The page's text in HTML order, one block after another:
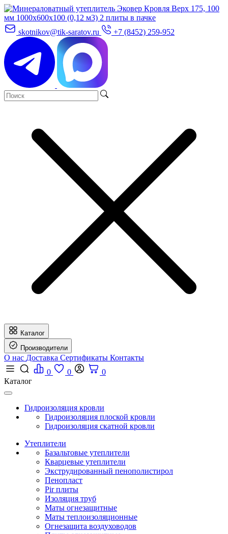
skotnikov@tik-saratov.ru +7 (8452) 259-952
Каталог
Производители
О нас Доставка Сертификаты Контакты
0
0
0
Каталог
Гидроизоляция кровли
Гидроизоляция плоской кровли
Гидроизоляция скатной кровли
Утеплители
Базальтовые утеплители
Кварцевые утеплители
Экструдированный пенополистирол
Пенопласт
Pir плиты
Изоляция труб
Маты огнезащитные
Маты теплоизоляционные
Огнезащита воздуховодов